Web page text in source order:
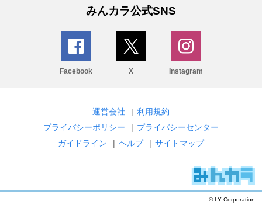
みんカラ公式SNS
Facebook X Instagram
運営会社 | 利用規約
プライバシーポリシー
| プライバシーセンター
ガイドライン
| ヘルプ | サイトマップ
© LY Corporation